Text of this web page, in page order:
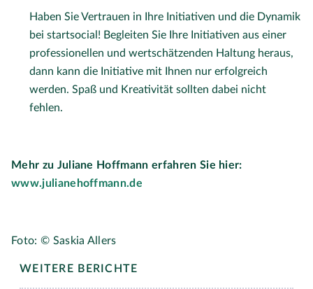
Haben Sie Vertrauen in Ihre Initiativen und die Dynamik
bei startsocial! Begleiten Sie Ihre Initiativen aus einer
professionellen und wertschätzenden Haltung heraus,
dann kann die Initiative mit Ihnen nur erfolgreich
werden. Spaß und Kreativität sollten dabei nicht
fehlen.
Mehr zu Juliane Hoffmann erfahren Sie hier:
www.julianehoffmann.de
Foto: © Saskia Allers
WEITERE BERICHTE